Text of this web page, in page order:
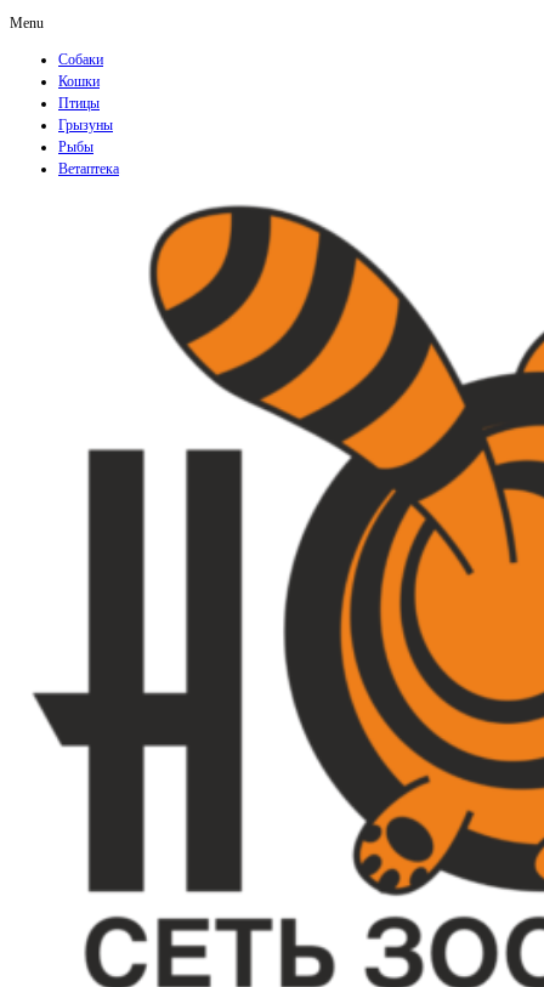
Menu
Собаки
Кошки
Птицы
Грызуны
Рыбы
Ветаптека